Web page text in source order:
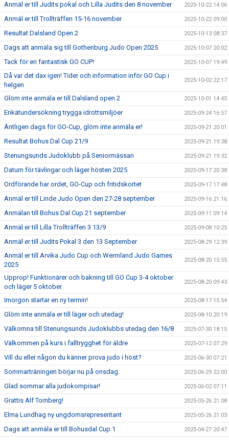
Anmäl er till Judits pokal och Lilla Judits den 8 november 2025-10-22 14:06
Anmäl er till Trollträffen 15-16 november 2025-10-22 09:00
Resultat Dalsland Open 2 2025-10-13 08:37
Dags att anmäla sig till Gothenburg Judo Open 2025 2025-10-07 20:02
Tack för en fantastisk GO CUP! 2025-10-07 19:49
Då var det dax igen! Tider och information inför GO Cup i
helgen
2025-10-02 22:17
Glöm inte anmäla er till Dalsland open 2 2025-10-01 14:45
Enkätundersökning trygga idrottsmiljöer 2025-09-24 16:57
Äntligen dags för GO-Cup, glöm inte anmäla er! 2025-09-21 20:01
Resultat Bohus Dal Cup 21/9 2025-09-21 19:38
Stenungsunds Judoklubb på Seniormässan 2025-09-21 19:32
Datum för tävlingar och läger hösten 2025 2025-09-17 20:38
Ordförande har ordet, GO-Cup och fritidskortet 2025-09-17 17:48
Anmäl er till Linde Judo Open den 27-28 september 2025-09-16 21:16
Anmälan till Bohus Dal Cup 21 september 2025-09-11 09:14
Anmäl er till Lilla Trollträffen 3 13/9 2025-09-08 10:25
Anmäl er till Judits Pokal 3 den 13 September 2025-08-29 12:39
Anmäl er till Arvika Judo Cup och Wermland Judo Games
2025
2025-08-20 15:55
Upprop! Funktionärer och bakning till GO Cup 3-4 oktober
och läger 5 oktober
2025-08-20 09:43
Imorgon startar en ny termin! 2025-08-17 15:54
Glöm inte anmäla er till läger och utedag! 2025-08-10 20:19
Välkomna till Stenungsunds Judoklubbs utedag den 16/8 2025-07-30 18:15
Välkommen på kurs i falltrygghet för äldre 2025-07-12 07:29
Vill du eller någon du känner prova judo i höst? 2025-06-30 07:21
Sommarträningen börjar nu på onsdag. 2025-06-29 22:00
Glad sommar alla judokompisar! 2025-06-02 07:11
Grattis Alf Tornberg! 2025-05-26 21:08
Elma Lundhag ny ungdomsrepresentant 2025-05-26 21:03
Dags att anmäla er till Bohusdal Cup 1 2025-04-27 20:47